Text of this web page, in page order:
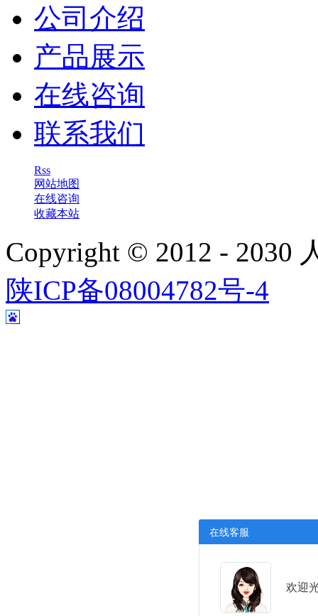
公司介绍
产品展示
在线咨询
联系我们
Rss
网站地图
在线咨询
收藏本站
Copyright © 2012 - 2030
陕ICP备08004782号-4
在线客服
欢迎